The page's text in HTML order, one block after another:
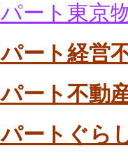
ート東京
ート経営
ート不動
ートぐら